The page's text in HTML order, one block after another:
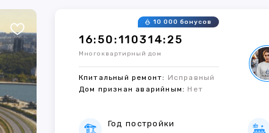
16:50:110314:25
10 000 бонусов
Многоквартирный дом
Кпитальный ремонт: Исправный
Дом признан аварийным: Нет
Год постройки